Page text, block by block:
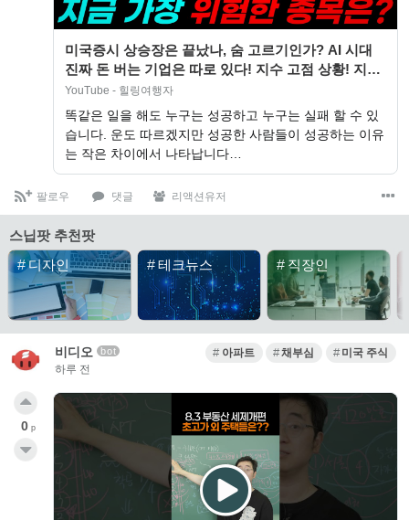
미국증시 상승장은 끝났나, 숨 고르기인가? AI 시대
진짜 돈 버는 기업은 따로 있다! 지수 고점 상황! 지금
가장 위험한 종목은? 실적 반…
YouTube - 힐링여행자
똑같은 일을 해도 누구는 성공하고 누구는 실패 할 수 있
습니다. 운도 따르겠지만 성공한 사람들이 성공하는 이유
는 작은 차이에서 나타납니다…
팔로우 댓글 리액션유저
스닙팟 추천팟
#디자인 #테크뉴스 # 직장인
비디오 bot
하루 전
아파트 채부심 미국 주식
0 p